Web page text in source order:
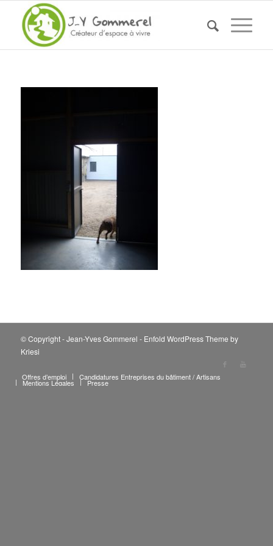
© Copyright - Jean-Yves Gommerel - Enfold WordPress Theme by
Kriesi
Offres d’emploi Candidatures Entreprises du bâtiment / Artisans
Mentions Légales Presse